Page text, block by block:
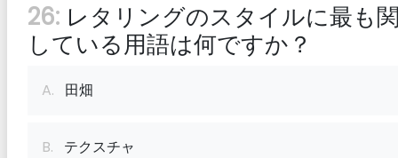
26: レタリングのスタイルに最も
している用語は何ですか？
A. 田畑
B. テクスチャ